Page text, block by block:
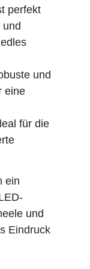
perfekt
und
und
eine
für die
ein
und
Eindruck